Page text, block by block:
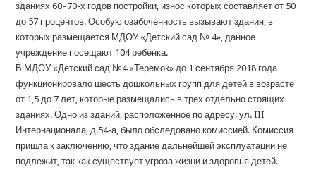
зданиях 60–70-х годов постройки, износ которых составляет от 50
до 57 процентов. Особую озабоченность вызывают здания, в
которых размещается МДОУ «Детский сад № 4», данное
учреждение посещают 104 ребенка.
В МДОУ «Детский сад №4 «Теремок» до 1 сентября 2018 года
функционировало шесть дошкольных групп для детей в возрасте
от 1,5 до 7 лет, которые размещались в трех отдельно стоящих
зданиях. Одно из зданий, расположенное по адресу: ул. III
Интернационала, д.54-а, было обследовано комиссией. Комиссия
пришла к заключению, что здание дальнейшей эксплуатации не
подлежит, так как существует угроза жизни и здоровья детей.